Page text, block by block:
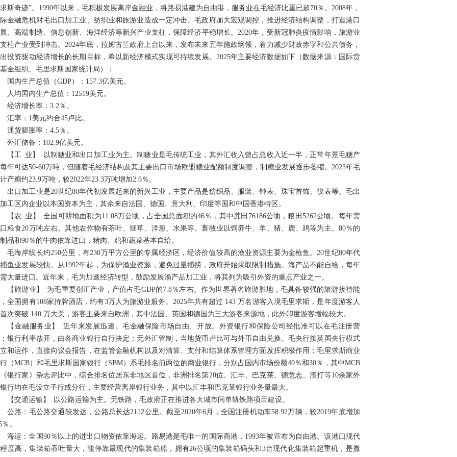
斯奇迹”。1990年以来，毛积极发展离岸金融业，将路易港建为自由港，服务业在毛经济比重已超70％。2008年，
际金融危机对毛出口加工业、纺织业和旅游业造成一定冲击。毛政府加大宏观调控，推进经济结构调整，打造港口
、高端制造、信息创新、海洋经济等新兴产业支柱，保障经济平稳增长。2020年，受新冠肺炎疫情影响，旅游业
柱产业受到冲击。2024年底，拉姆古兰政府上台以来，发布未来五年施政纲领，着力减少财政赤字和公共债务，
投资驱动经济增长的长期目标，希以新经济模式实现可持续发展。2025年主要经济数据如下（数据来源：国际货
金组织、毛里求斯国家统计局）：
国内生产总值（GDP）：157.3亿美元。
人均国内生产总值：12519美元。
经济增长率：3.2％。
汇率：1美元约合45卢比。
通货膨胀率：4.5％。
外汇储备：102.9亿美元。
【工 业】 以制糖业和出口加工业为主。制糖业是毛传统工业，其外汇收入曾占总收入近一半，正常年景毛糖产
年可达50-60万吨，但随着毛经济结构及其主要出口市场欧盟糖业配额制度调整，制糖业发展逐步萎缩。2023年毛
产糖约23.9万吨，较2022年23.3万吨增加2.6％。
出口加工业是20世纪80年代初发展起来的新兴工业，主要产品是纺织品、服装、钟表、珠宝首饰、仪表等。毛出
工区内企业以本国资本为主，其余来自法国、德国、意大利、印度等国和中国香港特区。
【农 业】 全国可耕地面积为11.08万公顷，占全国总面积的46％，其中蔗田76186公顷，粮田5262公顷。每年需
粮食20万吨左右。其他农作物有茶叶、烟草、洋葱、水果等。畜牧业以饲养牛、羊、猪、鹿、鸡等为主。80％的
品和90％的牛肉依靠进口，猪肉、鸡和蔬菜基本自给。
毛海岸线长约250公里，有230万平方公里的专属经济区，经济价值较高的渔业资源主要为金枪鱼。20世纪80年代
鱼业发展较快。从1992年起，为保护渔业资源，避免过量捕捞，政府开始采取限制措施。海产品不能自给，每年
大量进口。近年来，毛为加速经济转型，鼓励发展渔产品加工业，将其列为吸引外资的重点产业之一。
【旅游业】 为毛重要创汇产业，产值占毛GDP的7.8％左右。作为世界著名旅游胜地，毛具备较强的旅游接待能
全国拥有108家持牌酒店，约有3万人为旅游业服务。2025年共有超过 143 万名游客入境毛里求斯，是年度游客人
次突破 140 万大关，游客主要来自欧洲，其中法国、英国和德国为三大游客来源地，此外印度游客增幅较大。
【金融服务业】 近年来发展迅速。毛金融保险市场自由、开放。外资银行和保险公司经批准可以在毛注册营
银行利率放开，由各商业银行自行决定；无外汇管制，当地货币卢比可与外币自由兑换。毛央行按英国央行模式
和运作，直接向议会报告，在监管金融机构以及对清算、支付和结算体系管理方面发挥积极作用；毛里求斯商业
（MCB）和毛里求斯国家银行（SBM）系毛排名前两位的商业银行，分别占国内市场份额40％和30％，其中MCB
银行家》杂志评比中，综合排名位居东非地区首位，非洲排名第20位。汇丰、巴克莱、德意志、渣打等10余家外
行均在毛设立子行或分行，主要经营离岸银行业务，其中以汇丰和巴克莱银行业务量最大。
【交通运输】 以公路运输为主。无铁路，毛政府正在推进各大城市间单轨铁路项目建设。
公路：毛公路交通较发达，公路总长达2112公里。截至2020年6月，全国注册机动车58.92万辆，较2019年底增加
。
海运：全国90％以上的进出口物资依靠海运。路易港是毛唯一的国际商港，1993年被宣布为自由港。该港口现代
度高，集装箱吞吐量大，能停靠最现代的集装箱船，拥有26公顷的集装箱码头和3台现代化集装箱起重机，是撒